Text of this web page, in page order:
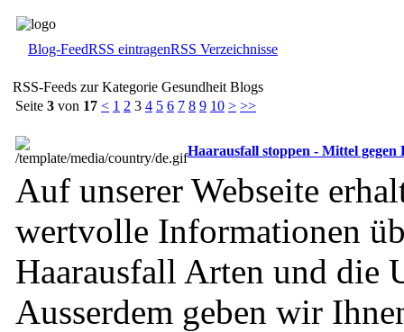
Blog-FeedRSS eintragenRSS Verzeichnisse
RSS-Feeds zur Kategorie Gesundheit Blogs
Seite 3 von 17 < 1 2 3 4 5 6 7 8 9 10 > >>
Haarausfall stoppen - Mittel gegen
Auf unserer Webseite
wertvolle Informationen
Haarausfall Arten und die
Ausserdem geben wir